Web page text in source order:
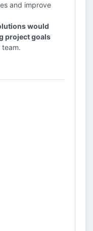
and improve
would
project goals